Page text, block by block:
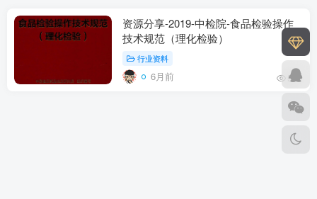
资源分享-2019-中检院-食品检验操作
技术规范（理化检验）
行业资料
6月前 50